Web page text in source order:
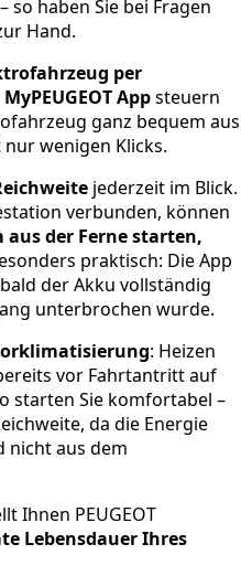
haben Sie bei Fragen
Hand.
per
MyPEUGEOT Appsteuern
ganz bequem aus
wenigen Klicks.
jederzeit im Blick.
verbunden, können
aus der Ferne starten,
praktisch: Die App
der Akku vollständig
unterbrochen wurde.
: Heizen
vor Fahrtantritt auf
starten Sie komfortabel –
da die Energie
nicht aus dem
Ihnen PEUGEOT
Lebensdauer Ihres